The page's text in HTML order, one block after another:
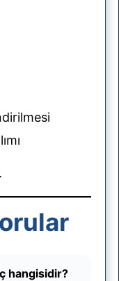
hangisidir?